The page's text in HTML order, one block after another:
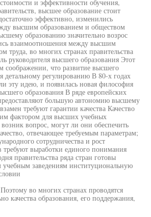
и эффективности обучения,
высшее образование стоит
эффективно, изменились
высшим образованием и обществом
образованию значительно возрос
взаимоотношения между высшим
труда, во многих странах правительства
руководителя высшего образования Этот
соображении, что развитие высшего
детальному регулированию В 80-х годах
эту идею, и появилась новая философия
образования В ряде европейских
большую автономию высшему
требуют гарантии качества Качество
фактором для высших учебных
вопрос, могут ли они обеспечить
отвечающее требуемым параметрам;
сотрудничества и рост
требуют выработки единого понимания
правительства ряда стран готовы
заведениям институциональную
во многих странах проводятся
качества образования, его поддержания,